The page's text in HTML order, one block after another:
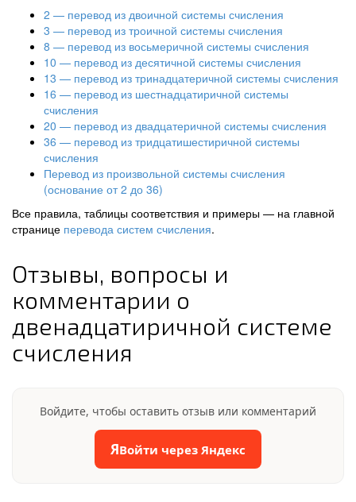
2 — перевод из двоичной системы счисления
3 — перевод из троичной системы счисления
8 — перевод из восьмеричной системы счисления
10 — перевод из десятичной системы счисления
13 — перевод из тринадцатеричной системы счисления
16 — перевод из шестнадцатиричной системы
счисления
20 — перевод из двадцатеричной системы счисления
36 — перевод из тридцатишестиричной системы
счисления
Перевод из произвольной системы счисления
(основание от 2 до 36)
Все правила, таблицы соответствия и примеры — на главной
странице перевода систем счисления.
Отзывы, вопросы и
комментарии о
двенадцатиричной системе
счисления
Войдите, чтобы оставить отзыв или комментарий
ЯВойти через Яндекс